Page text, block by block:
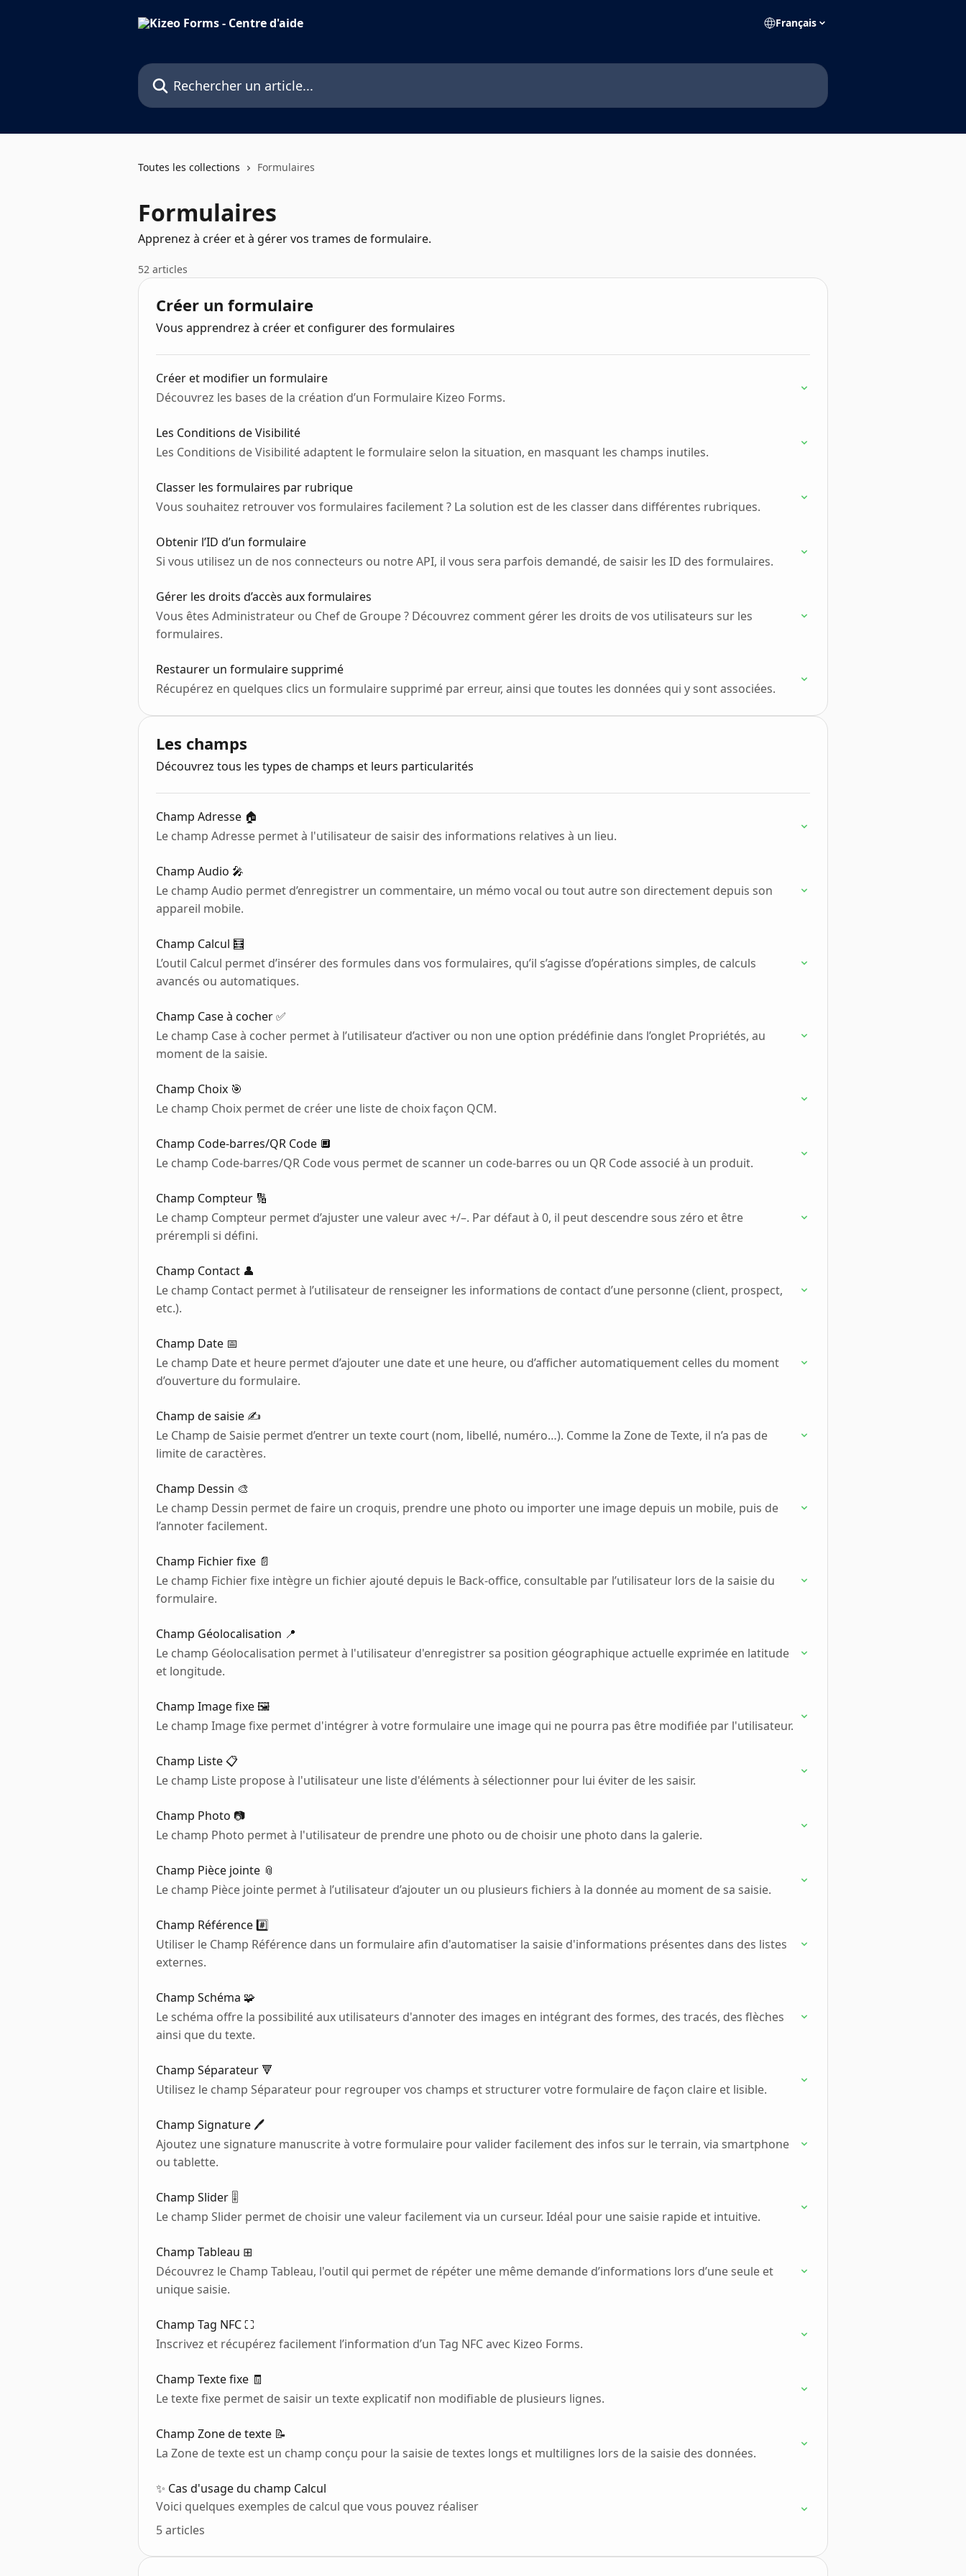
Français
Rechercher un article...
Toutes les collections Formulaires
Formulaires
Apprenez à créer et à gérer vos trames de formulaire.
52 articles
Créer un formulaire
Vous apprendrez à créer et configurer des formulaires
Créer et modifier un formulaire
Découvrez les bases de la création d’un Formulaire Kizeo Forms.
Les Conditions de Visibilité
Les Conditions de Visibilité adaptent le formulaire selon la situation, en masquant les champs inutiles.
Classer les formulaires par rubrique
Vous souhaitez retrouver vos formulaires facilement ? La solution est de les classer dans différentes rubriques.
Obtenir l’ID d’un formulaire
Si vous utilisez un de nos connecteurs ou notre API, il vous sera parfois demandé, de saisir les ID des formulaires.
Gérer les droits d’accès aux formulaires
Vous êtes Administrateur ou Chef de Groupe ? Découvrez comment gérer les droits de vos utilisateurs sur les
formulaires.
Restaurer un formulaire supprimé
Récupérez en quelques clics un formulaire supprimé par erreur, ainsi que toutes les données qui y sont associées.
Les champs
Découvrez tous les types de champs et leurs particularités
Champ Adresse 🏠
Le champ Adresse permet à l'utilisateur de saisir des informations relatives à un lieu.
Champ Audio 🎤
Le champ Audio permet d’enregistrer un commentaire, un mémo vocal ou tout autre son directement depuis son
appareil mobile.
Champ Calcul 🧮
L’outil Calcul permet d’insérer des formules dans vos formulaires, qu’il s’agisse d’opérations simples, de calculs
avancés ou automatiques.
Champ Case à cocher ✅
Le champ Case à cocher permet à l’utilisateur d’activer ou non une option prédéfinie dans l’onglet Propriétés, au
moment de la saisie.
Champ Choix 🎯
Le champ Choix permet de créer une liste de choix façon QCM.
Champ Code-barres/QR Code 🔲
Le champ Code-barres/QR Code vous permet de scanner un code-barres ou un QR Code associé à un produit.
Champ Compteur 🔢
Le champ Compteur permet d’ajuster une valeur avec +/–. Par défaut à 0, il peut descendre sous zéro et être
prérempli si défini.
Champ Contact 👤
Le champ Contact permet à l’utilisateur de renseigner les informations de contact d’une personne (client, prospect,
etc.).
Champ Date 📅
Le champ Date et heure permet d’ajouter une date et une heure, ou d’afficher automatiquement celles du moment
d’ouverture du formulaire.
Champ de saisie ✍️
Le Champ de Saisie permet d’entrer un texte court (nom, libellé, numéro…). Comme la Zone de Texte, il n’a pas de
limite de caractères.
Champ Dessin 🎨
Le champ Dessin permet de faire un croquis, prendre une photo ou importer une image depuis un mobile, puis de
l’annoter facilement.
Champ Fichier fixe 📄
Le champ Fichier fixe intègre un fichier ajouté depuis le Back-office, consultable par l’utilisateur lors de la saisie du
formulaire.
Champ Géolocalisation 📍
Le champ Géolocalisation permet à l'utilisateur d'enregistrer sa position géographique actuelle exprimée en latitude
et longitude.
Champ Image fixe 🖼️
Le champ Image fixe permet d'intégrer à votre formulaire une image qui ne pourra pas être modifiée par l'utilisateur.
Champ Liste 📋
Le champ Liste propose à l'utilisateur une liste d'éléments à sélectionner pour lui éviter de les saisir.
Champ Photo 📷
Le champ Photo permet à l'utilisateur de prendre une photo ou de choisir une photo dans la galerie.
Champ Pièce jointe 📎
Le champ Pièce jointe permet à l’utilisateur d’ajouter un ou plusieurs fichiers à la donnée au moment de sa saisie.
Champ Référence #️⃣
Utiliser le Champ Référence dans un formulaire afin d'automatiser la saisie d'informations présentes dans des listes
externes.
Champ Schéma 🧩
Le schéma offre la possibilité aux utilisateurs d'annoter des images en intégrant des formes, des tracés, des flèches
ainsi que du texte.
Champ Séparateur 🔻
Utilisez le champ Séparateur pour regrouper vos champs et structurer votre formulaire de façon claire et lisible.
Champ Signature 🖊️
Ajoutez une signature manuscrite à votre formulaire pour valider facilement des infos sur le terrain, via smartphone
ou tablette.
Champ Slider 🎚️
Le champ Slider permet de choisir une valeur facilement via un curseur. Idéal pour une saisie rapide et intuitive.
Champ Tableau ⊞
Découvrez le Champ Tableau, l'outil qui permet de répéter une même demande d’informations lors d’une seule et
unique saisie.
Champ Tag NFC ⛶
Inscrivez et récupérez facilement l’information d’un Tag NFC avec Kizeo Forms.
Champ Texte fixe 🧾
Le texte fixe permet de saisir un texte explicatif non modifiable de plusieurs lignes.
Champ Zone de texte 📝
La Zone de texte est un champ conçu pour la saisie de textes longs et multilignes lors de la saisie des données.
✨ Cas d'usage du champ Calcul
Voici quelques exemples de calcul que vous pouvez réaliser
5 articles